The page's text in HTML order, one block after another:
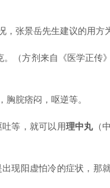
，张景岳先生建议的用方
（方剂来自《医学正传
胸脘痞闷，呕逆等。
等，就可以用理中丸（
出现阳虚怕冷的症状，那